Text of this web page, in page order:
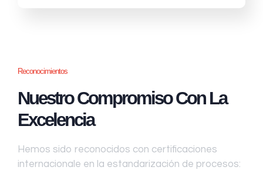
Reconocimientos
Nuestro Compromiso Con La
Excelencia
Hemos sido reconocidos con certificaciones
internacionale en la estandarización de procesos: